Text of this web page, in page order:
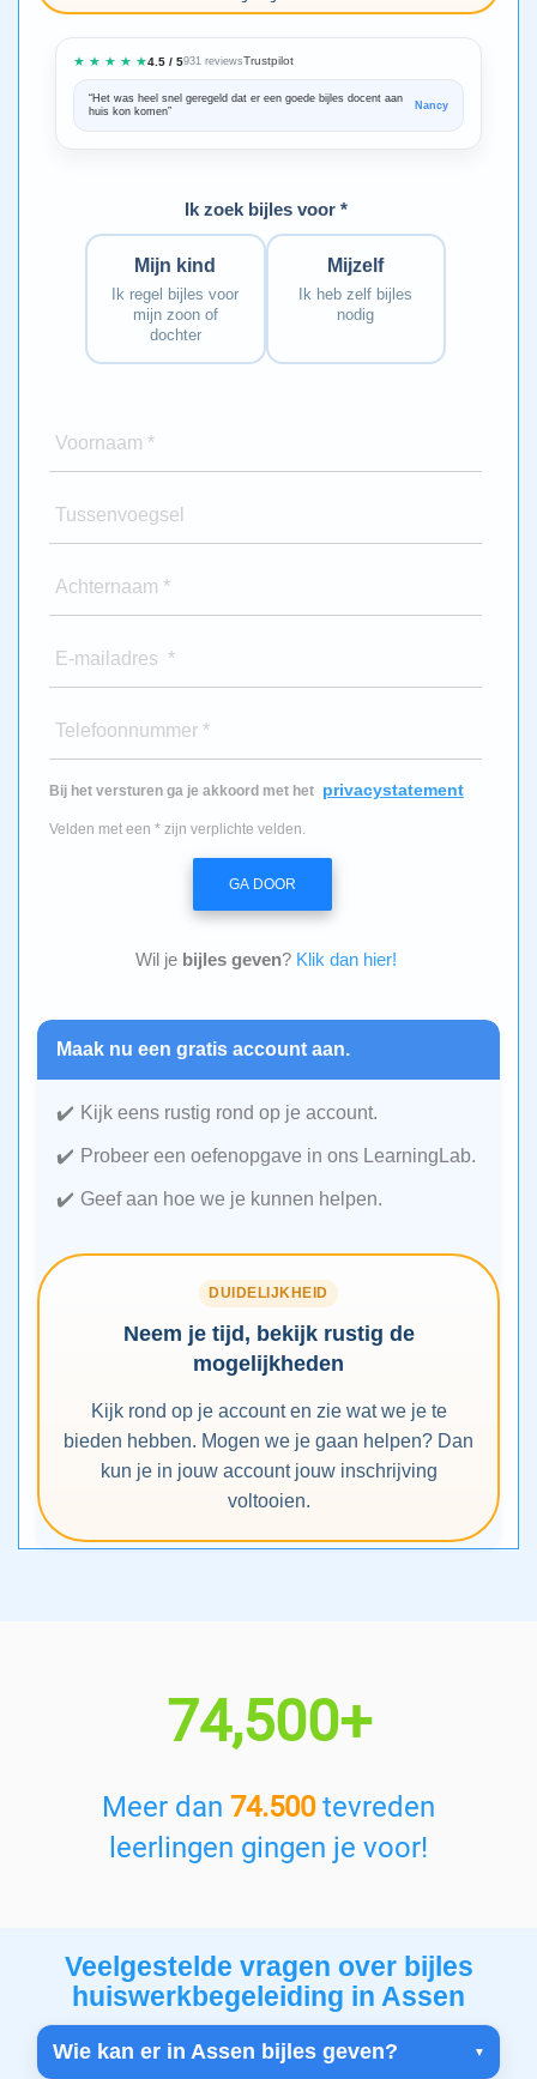
★ ★ ★ ★ ★4.5 / 5931 reviewsTrustpilot
“Het was heel snel geregeld dat er een goede bijles docent aan
huis kon komen”
Nancy
Ik zoek bijles voor *
Mijn kind
Ik regel bijles voor
mijn zoon of
dochter
Mijzelf
Ik heb zelf bijles
nodig
Voornaam *
Tussenvoegsel
Achternaam *
E-mailadres *
Telefoonnummer *
Bij het versturen ga je akkoord met het privacystatement
Velden met een * zijn verplichte velden.
GA DOOR
Wil je bijles geven? Klik dan hier!
Maak nu een gratis account aan.
Kijk eens rustig rond op je account.
Probeer een oefenopgave in ons LearningLab.
Geef aan hoe we je kunnen helpen.
DUIDELIJKHEID
Neem je tijd, bekijk rustig de
mogelijkheden
Kijk rond op je account en zie wat we je te
bieden hebben. Mogen we je gaan helpen? Dan
kun je in jouw account jouw inschrijving
voltooien.
74,500+
Meer dan 74.500tevreden
leerlingen gingen je voor!
Veelgestelde vragen over bijles
huiswerkbegeleiding in Assen
Wie kan er in Assen bijles geven?